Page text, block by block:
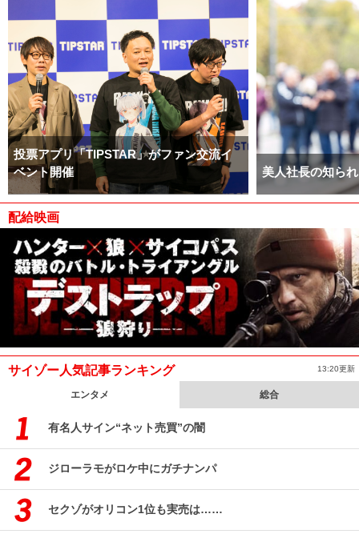
投票アプリ「TIPSTAR」がファン交流イ
ベント開催
美人社長の知ら
配給映画
サイゾー人気記事ランキング 13:20更新
エンタメ 総合
有名人サイン“ネット売買”の闇
ジローラモがロケ中にガチナンパ
セクゾがオリコン1位も実売は……